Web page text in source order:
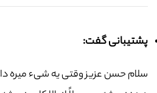
پشتیبانی گفت:
سلام حسن عزیز وقتی یه شیء میره